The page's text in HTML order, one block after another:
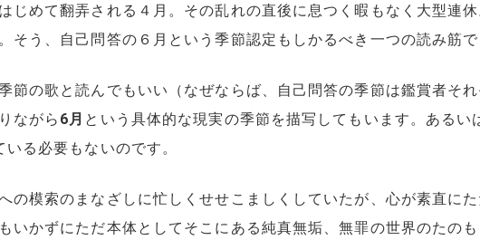
じめて翻弄される４月。その乱れの直後に息つく暇もなく大型連
そう、自己問答の６月という季節認定もしかるべき一つの読み筋で
節の歌と読んでもいい（なぜならば、自己問答の季節は鑑賞者そ
ながら 6月 という具体的な現実の季節を描写してもいます。ある
る必要もないのです。
の模索のまなざしに忙しくせせこましくしていたが、心が素直に
いかずにただ本体としてそこにある純真無垢、無罪の世界のたの